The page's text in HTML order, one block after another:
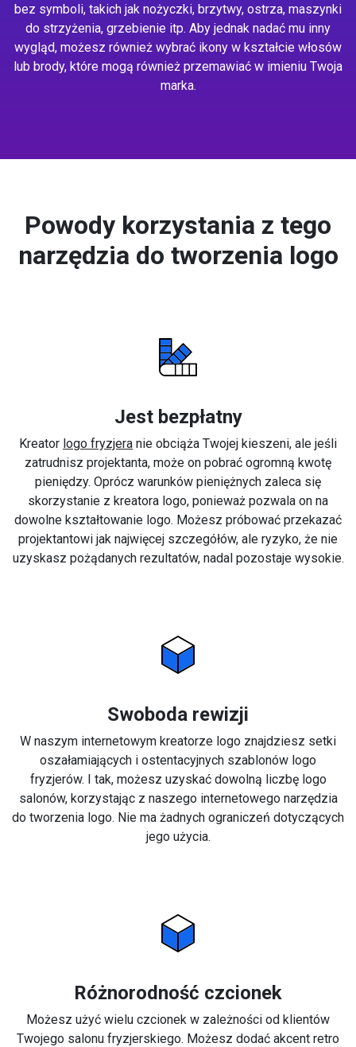
bez symboli, takich jak nożyczki, brzytwy, ostrza, maszynki
do strzyżenia, grzebienie itp. Aby jednak nadać mu inny
wygląd, możesz również wybrać ikony w kształcie włosów
lub brody, które mogą również przemawiać w imieniu Twoja
marka.
Powody korzystania z tego
narzędzia do tworzenia logo
Jest bezpłatny
Kreator logo fryzjera nie obciąża Twojej kieszeni, ale jeśli
zatrudnisz projektanta, może on pobrać ogromną kwotę
pieniędzy. Oprócz warunków pieniężnych zaleca się
skorzystanie z kreatora logo, ponieważ pozwala on na
dowolne kształtowanie logo. Możesz próbować przekazać
projektantowi jak najwięcej szczegółów, ale ryzyko, że nie
uzyskasz pożądanych rezultatów, nadal pozostaje wysokie.
Swoboda rewizji
W naszym internetowym kreatorze logo znajdziesz setki
oszałamiających i ostentacyjnych szablonów logo
fryzjerów. I tak, możesz uzyskać dowolną liczbę logo
salonów, korzystając z naszego internetowego narzędzia
do tworzenia logo. Nie ma żadnych ograniczeń dotyczących
jego użycia.
Różnorodność czcionek
Możesz użyć wielu czcionek w zależności od klientów
Twojego salonu fryzjerskiego. Możesz dodać akcent retro